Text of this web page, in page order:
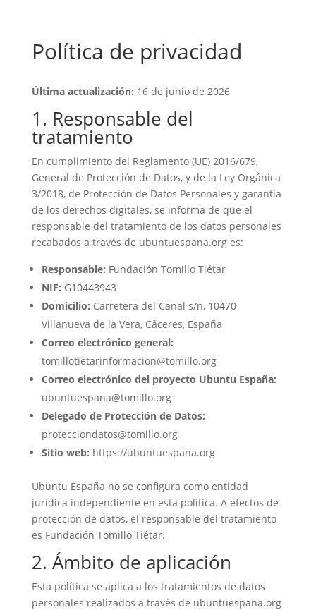
Política de privacidad
Última actualización: 16 de junio de 2026
1. Responsable del
tratamiento
En cumplimiento del Reglamento (UE) 2016/679,
General de Protección de Datos, y de la Ley Orgánica
3/2018, de Protección de Datos Personales y garantía
de los derechos digitales, se informa de que el
responsable del tratamiento de los datos personales
recabados a través de ubuntuespana.org es:
Responsable: Fundación Tomillo Tiétar
NIF: G10443943
Domicilio: Carretera del Canal s/n, 10470
Villanueva de la Vera, Cáceres, España
Correo electrónico general:
tomillotietarinformacion@tomillo.org
Correo electrónico del proyecto Ubuntu España:
ubuntuespana@tomillo.org
Delegado de Protección de Datos:
protecciondatos@tomillo.org
Sitio web: https://ubuntuespana.org
Ubuntu España no se configura como entidad
jurídica independiente en esta política. A efectos de
protección de datos, el responsable del tratamiento
es Fundación Tomillo Tiétar.
2. Ámbito de aplicación
Esta política se aplica a los tratamientos de datos
personales realizados a través de ubuntuespana.org